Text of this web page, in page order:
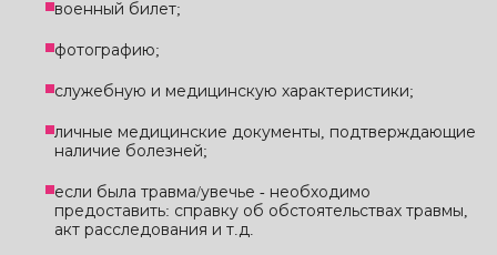
военный билет;
фотографию;
служебную и медицинскую характеристики;
личные медицинские документы, подтверждающие
наличие болезней;
если была травма/увечье - необходимо
предоставить: справку об обстоятельствах травмы,
акт расследования и т.д.